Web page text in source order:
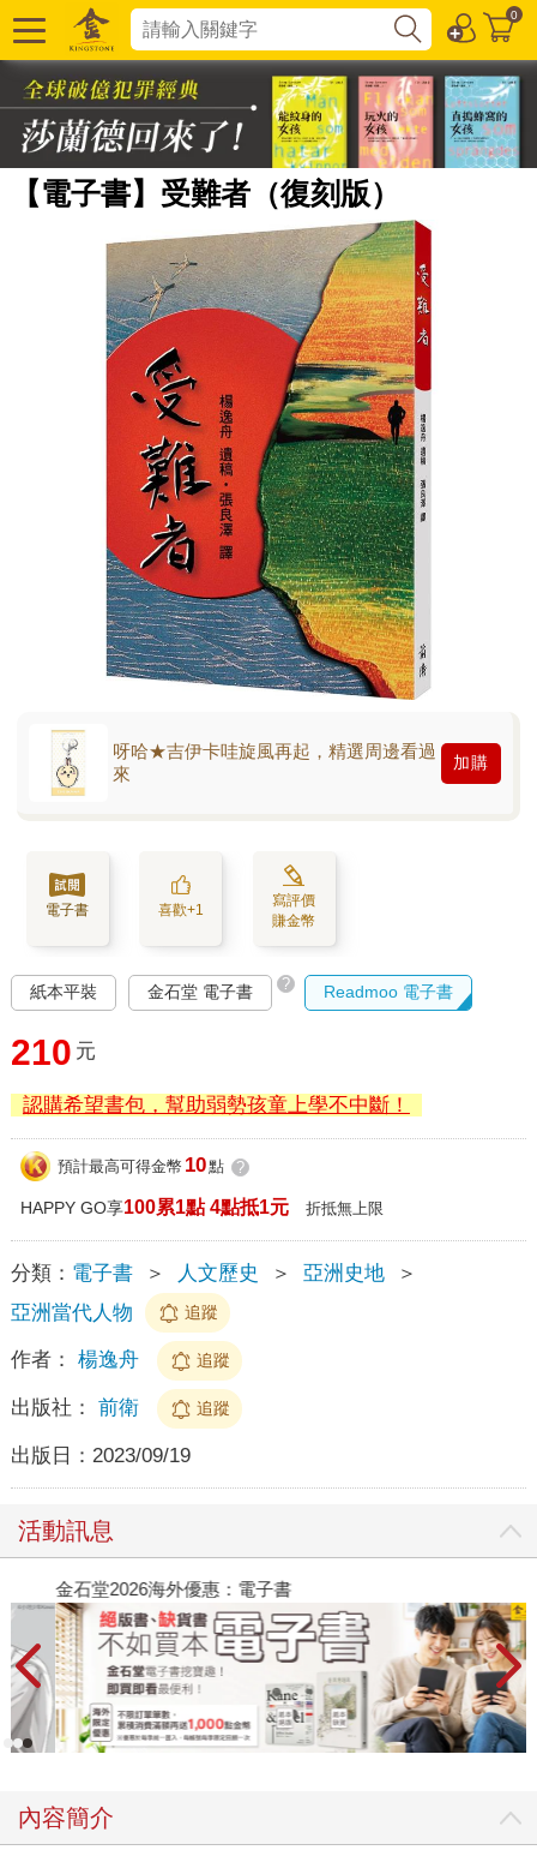
0
【電子書】受難者（復刻版）
呀哈★吉伊卡哇旋風再起，精選周邊看過
來
加購
電子書 喜歡+1
寫評價
賺金幣
紙本平裝 金石堂 電子書 ? Readmoo 電子書
210 元
認購希望書包，幫助弱勢孩童上學不中斷！
預計最高可得金幣 10點 ?
HAPPY GO享100累1點 4點抵1元 折抵無上限
分類： 電子書 ＞ 人文歷史 ＞ 亞洲史地
＞
亞洲當代人物
追蹤
作者： 楊逸舟 追蹤
出版社： 前衛 追蹤
出版日： 2023/09/19
活動訊息
金石堂2026海外優惠：電子書
內容簡介